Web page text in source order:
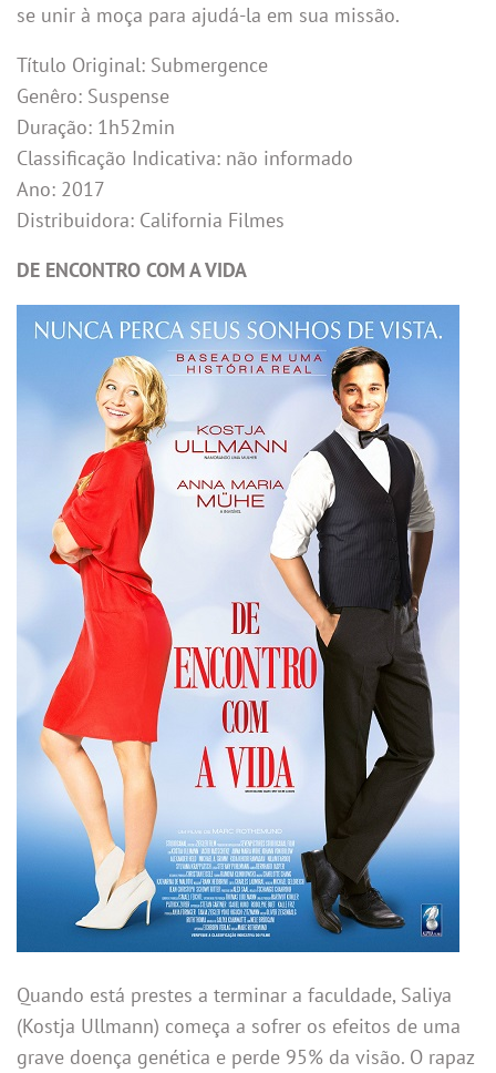
se unir à moça para ajudá-la em sua missão.
Título Original: Submergence
Genêro: Suspense
Duração: 1h52min
Classificação Indicativa: não informado
Ano: 2017
Distribuidora: California Filmes
DE ENCONTRO COM A VIDA
Quando está prestes a terminar a faculdade, Saliya
(Kostja Ullmann) começa a sofrer os efeitos de uma
grave doença genética e perde 95% da visão. O rapaz